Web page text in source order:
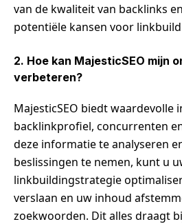
van de kwaliteit van backlinks
potentiële kansen voor
2. Hoe kan MajesticSEO mijn
verbeteren?
MajesticSEO biedt waardevolle
backlinkprofiel, concurrenten
deze informatie te analyseren
beslissingen te nemen, kunt u
linkbuildingstrategie
verslaan en uw inhoud
zoekwoorden. Dit alles draagt